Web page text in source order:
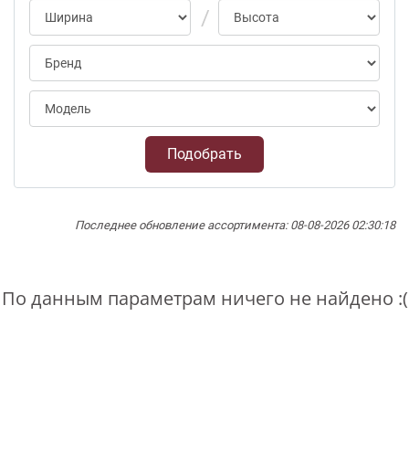
Подобрать
Последнее обновление ассортимента: 08-08-2026 02:30:18
По данным параметрам ничего не найдено :(